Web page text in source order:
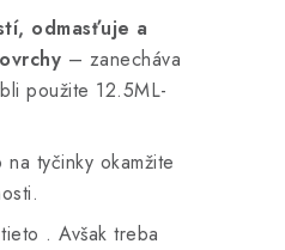
odmasťuje a
– zanecháva
použite 12.5ML-
tyčinky okamžite
. Avšak treba